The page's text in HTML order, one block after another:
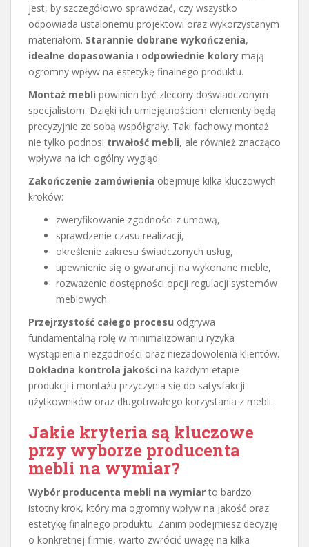
jest, by szczegółowo sprawdzać, czy wszystko
odpowiada ustalonemu projektowi oraz wykorzystanym
materiałom. Starannie dobrane wykończenia,
idealne dopasowania i odpowiednie kolory mają
ogromny wpływ na estetykę finalnego produktu.
Montaż mebli powinien być zlecony doświadczonym
specjalistom. Dzięki ich umiejętnościom elementy będą
precyzyjnie ze sobą współgrały. Taki fachowy montaż
nie tylko podnosi trwałość mebli, ale również znacząco
wpływa na ich ogólny wygląd.
Zakończenie zamówienia obejmuje kilka kluczowych
kroków:
zweryfikowanie zgodności z umową,
sprawdzenie czasu realizacji,
określenie zakresu świadczonych usług,
upewnienie się o gwarancji na wykonane meble,
rozważenie dostępności opcji regulacji systemów
meblowych.
Przejrzystość całego procesu odgrywa
fundamentalną rolę w minimalizowaniu ryzyka
wystąpienia niezgodności oraz niezadowolenia klientów.
Dokładna kontrola jakości na każdym etapie
produkcji i montażu przyczynia się do satysfakcji
użytkowników oraz długotrwałego korzystania z mebli.
Jakie kryteria są kluczowe
przy wyborze producenta
mebli na wymiar?
Wybór producenta mebli na wymiar to bardzo
istotny krok, który ma ogromny wpływ na jakość oraz
estetykę finalnego produktu. Zanim podejmiesz decyzję
o konkretnej firmie, warto zwrócić uwagę na kilka